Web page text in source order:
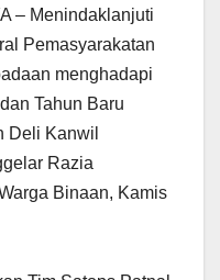
– Menindaklanjuti
Pemasyarakatan
menghadapi
Tahun Baru
Deli Kanwil
Razia
Binaan, Kamis